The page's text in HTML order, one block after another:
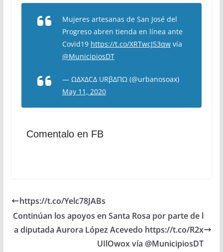
Mujeres artesanas de San José del
Progreso abren tienda en línea ante
Covid19 https://t.co/XRTwcJ53qwvía
@MunicipiosDT
— ΩΔXΔCΔ URβΔΠΩ (@urbanosoax)
May 11, 2020
Comentalo en FB
https://t.co/Yelc78JABs
Continúan los apoyos en Santa Rosa por parte de l
a diputada Aurora López Acevedo https://t.co/R2x
UIlOwox vía @MunicipiosDT